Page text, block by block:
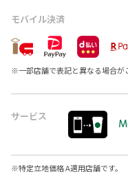
モバイル決済
※一部店舗で表記と異なる場合が
サービス
※特定立地価格 A適用店舗です。